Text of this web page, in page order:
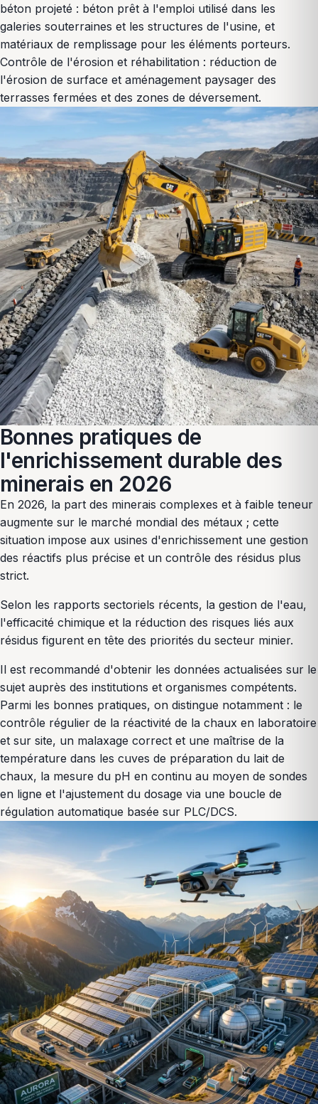
béton projeté : béton prêt à l'emploi utilisé dans les
galeries souterraines et les structures de l'usine, et
matériaux de remplissage pour les éléments porteurs.
Contrôle de l'érosion et réhabilitation : réduction de
l'érosion de surface et aménagement paysager des
terrasses fermées et des zones de déversement.
Bonnes pratiques de
l'enrichissement durable des
minerais en 2026
En 2026, la part des minerais complexes et à faible teneur
augmente sur le marché mondial des métaux ; cette
situation impose aux usines d'enrichissement une gestion
des réactifs plus précise et un contrôle des résidus plus
strict.
Selon les rapports sectoriels récents, la gestion de l'eau,
l'efficacité chimique et la réduction des risques liés aux
résidus figurent en tête des priorités du secteur minier.
Il est recommandé d'obtenir les données actualisées sur le
sujet auprès des institutions et organismes compétents.
Parmi les bonnes pratiques, on distingue notamment : le
contrôle régulier de la réactivité de la chaux en laboratoire
et sur site, un malaxage correct et une maîtrise de la
température dans les cuves de préparation du lait de
chaux, la mesure du pH en continu au moyen de sondes
en ligne et l'ajustement du dosage via une boucle de
régulation automatique basée sur PLC/DCS.